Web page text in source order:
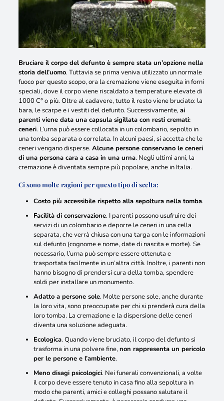
Bruciare il corpo del defunto è sempre stata un’opzione nella
storia dell’uomo. Tuttavia se prima veniva utilizzato un normale
fuoco per questo scopo, ora la cremazione viene eseguita in forni
speciali, dove il corpo viene riscaldato a temperature elevate di
1000 C° o più. Oltre al cadavere, tutto il resto viene bruciato: la
bara, le scarpe e i vestiti del defunto. Successivamente,ai
parenti viene data una capsula sigillata con resti cremati:
ceneri. L’urna può essere collocata in un colombario, sepolto in
una tomba separata o correlata. In alcuni paesi, si accetta che le
ceneri vengano disperse.Alcune persone conservano le ceneri
di una persona cara a casa in una urna. Negli ultimi anni, la
cremazione è diventata sempre più popolare, anche in Italia.
Ci sono molte ragioni per questo tipo di scelta:
Costo più accessibile rispetto alla sepoltura nella tomba.
Facilità di conservazione. I parenti possono usufruire dei
servizi di un colombario e deporre le ceneri in una cella
separata, che verrà chiusa con una targa con le informazioni
sul defunto (cognome e nome, date di nascita e morte). Se
necessario, l’urna può sempre essere ottenuta e
trasportata facilmente in un’altra città. Inoltre, i parenti non
hanno bisogno di prendersi cura della tomba, spendere
soldi per installare un monumento.
Adatto a persone sole. Molte persone sole, anche durante
la loro vita, sono preoccupate per chi si prenderà cura della
loro tomba. La cremazione e la dispersione delle ceneri
diventa una soluzioneadeguata.
Ecologica. Quando viene bruciato, il corpo del defunto si
trasforma in una polvere fine,non rappresenta un pericolo
per le persone e l’ambiente.
Meno disagi psicologici. Nei funerali convenzionali,a volte
il corpo deve essere tenuto in casa fino alla sepoltura in
modo che parenti, amici e colleghi possano salutare il